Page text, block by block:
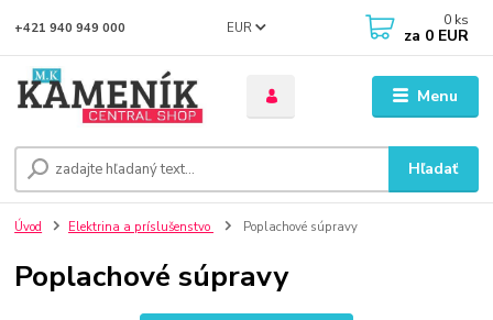
Menu
EUR
Hľadať
+421 940 949 000 0 ks
za 0 EUR
Úvod Elektrina a príslušenstvo Poplachové súpravy
Poplachové súpravy